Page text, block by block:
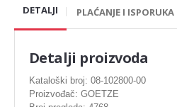
Gumice ventila
Dihtung izduva
DETALJI PLAĆANJE I ISPORUKA
Detalji proizvoda
Kataloški broj: 08-102800-00
Proizvođač: GOETZE